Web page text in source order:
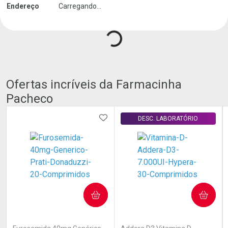
Endereço Carregando...
Ofertas incríveis da Farmacinha
Pacheco
ADICIONAR AOS FAVORITOS
COMPRAR
DESC. LABORATÓRIO
COMPRAR